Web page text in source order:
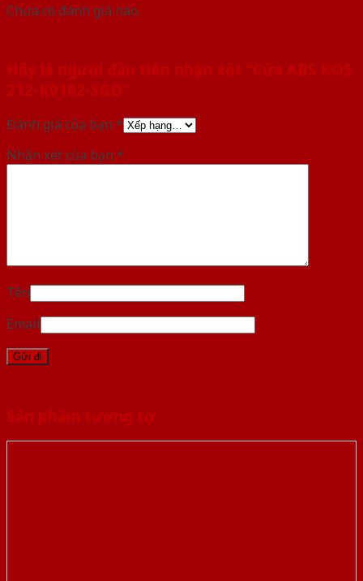
Chưa có đánh giá nào.
Hãy là người đầu tiên nhận xét “Cửa ABS KOS
212-K0102-SGD”
Đánh giá của bạn *
Nhận xét của bạn *
Tên
Email
Sản phẩm tương tự